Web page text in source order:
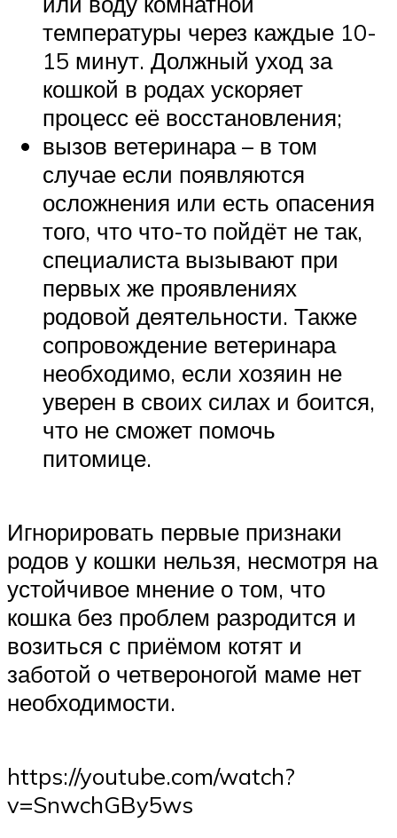
температуры через каждые 10-
15 минут. Должный уход за
кошкой в родах ускоряет
процесс её восстановления;
вызов ветеринара – в том
случае если появляются
осложнения или есть опасения
того, что что-то пойдёт не так,
специалиста вызывают при
первых же проявлениях
родовой деятельности. Также
сопровождение ветеринара
необходимо, если хозяин не
уверен в своих силах и боится,
что не сможет помочь
питомице.
Игнорировать первые признаки
родов у кошки нельзя, несмотря на
устойчивое мнение о том, что
кошка без проблем разродится и
возиться с приёмом котят и
заботой о четвероногой маме нет
необходимости.
https://youtube.com/watch?
v=SnwchGBy5ws